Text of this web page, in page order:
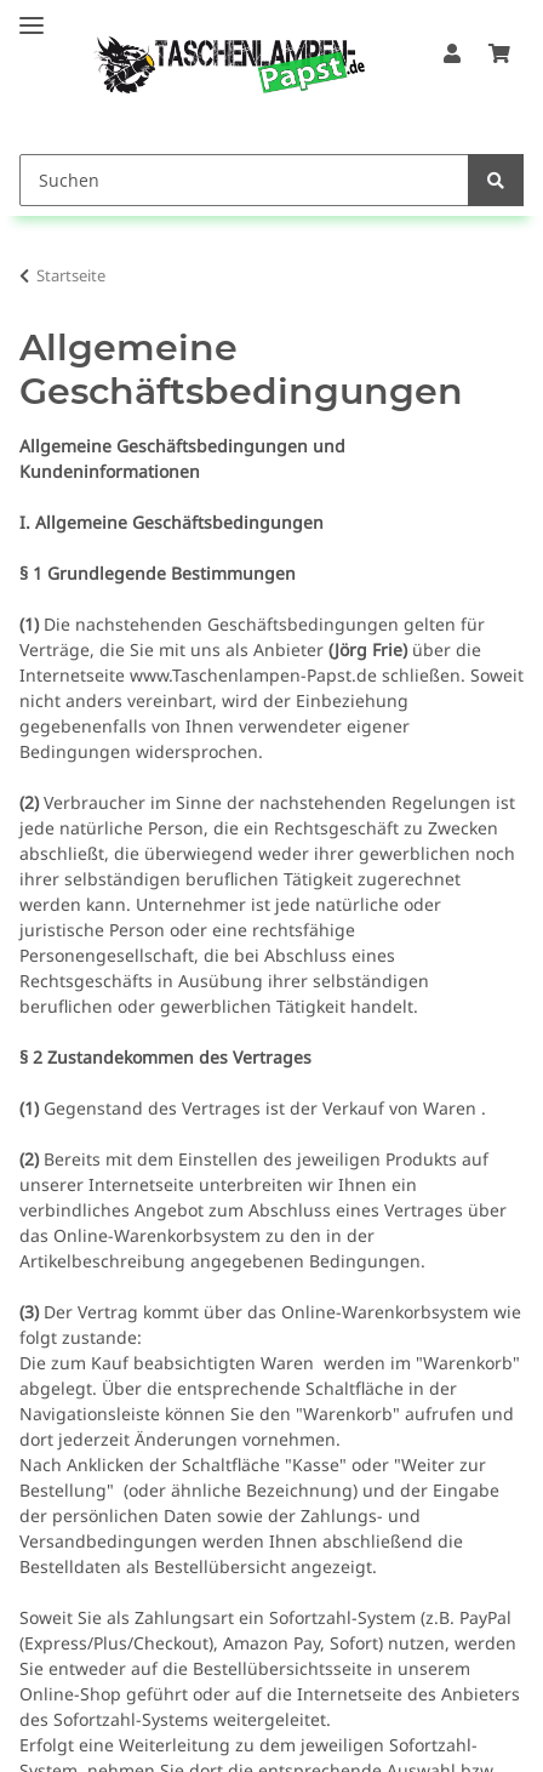
Startseite
Allgemeine
Geschäftsbedingungen
Allgemeine Geschäftsbedingungen und
Kundeninformationen
I. Allgemeine Geschäftsbedingungen
§ 1 Grundlegende Bestimmungen
(1)Die nachstehenden Geschäftsbedingungen gelten für
Verträge, die Sie mit uns als Anbieter (Jörg Frie)über die
Internetseite www.Taschenlampen-Papst.de schließen. Soweit
nicht anders vereinbart, wird der Einbeziehung
gegebenenfalls von Ihnen verwendeter eigener
Bedingungen widersprochen.
(2)Verbraucher im Sinne der nachstehenden Regelungen ist
jede natürliche Person, die ein Rechtsgeschäft zu Zwecken
abschließt, die überwiegend weder ihrer gewerblichen noch
ihrer selbständigen beruflichen Tätigkeit zugerechnet
werden kann. Unternehmer ist jede natürliche oder
juristische Person oder eine rechtsfähige
Personengesellschaft, die bei Abschluss eines
Rechtsgeschäfts in Ausübung ihrer selbständigen
beruflichen oder gewerblichen Tätigkeit handelt.
§ 2 Zustandekommen des Vertrages
(1)Gegenstand des Vertrages ist der Verkauf von Waren .
(2)Bereits mit dem Einstellen des jeweiligen Produkts auf
unserer Internetseite unterbreiten wir Ihnen ein
verbindliches Angebot zum Abschluss eines Vertrages über
das Online-Warenkorbsystem zu den in der
Artikelbeschreibung angegebenen Bedingungen.
(3)Der Vertrag kommt über das Online-Warenkorbsystem wie
folgt zustande:
Die zum Kauf beabsichtigten Waren werden im "Warenkorb"
abgelegt. Über die entsprechende Schaltfläche in der
Navigationsleiste können Sie den "Warenkorb" aufrufen und
dort jederzeit Änderungen vornehmen.
Nach Anklicken der Schaltfläche "Kasse" oder "Weiter zur
Bestellung" (oder ähnliche Bezeichnung) und der Eingabe
der persönlichen Daten sowie der Zahlungs- und
Versandbedingungen werden Ihnen abschließend die
Bestelldaten als Bestellübersicht angezeigt.
Soweit Sie als Zahlungsart ein Sofortzahl-System (z.B. PayPal
(Express/Plus/Checkout), Amazon Pay, Sofort) nutzen, werden
Sie entweder auf die Bestellübersichtsseite in unserem
Online-Shop geführt oder auf die Internetseite des Anbieters
des Sofortzahl-Systems weitergeleitet.
Erfolgt eine Weiterleitung zu dem jeweiligen Sofortzahl-